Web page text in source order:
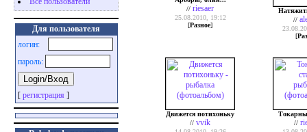
Для пользователя
логин:
пароль:
[ регистрация ]
// riesaer
25.08.2010, 19:12
[Разное]
//
[
Движется потихоньку
// vvik
//